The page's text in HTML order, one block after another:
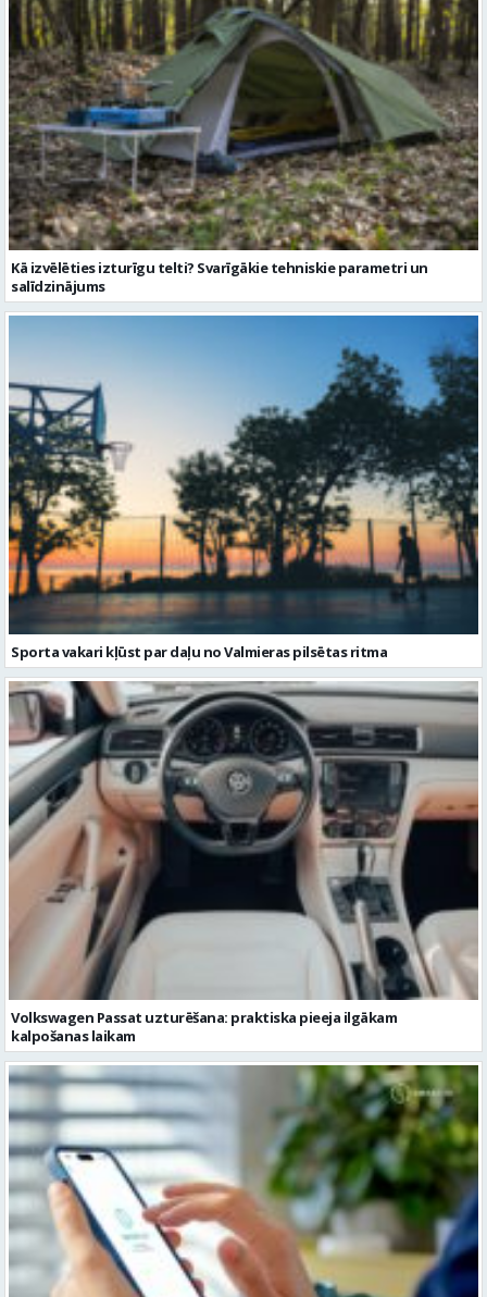
Kā izvēlēties izturīgu telti? Svarīgākie tehniskie parametri un
salīdzinājums
Sporta vakari kļūst par daļu no Valmieras pilsētas ritma
Volkswagen Passat uzturēšana: praktiska pieeja ilgākam
kalpošanas laikam